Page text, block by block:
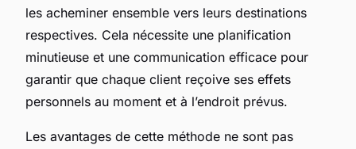
les acheminer ensemble vers leurs destinations
respectives. Cela nécessite une planification
minutieuse et une communication efficace pour
garantir que chaque client reçoive ses effets
personnels au moment et à l’endroit prévus.
Les avantages de cette méthode ne sont pas